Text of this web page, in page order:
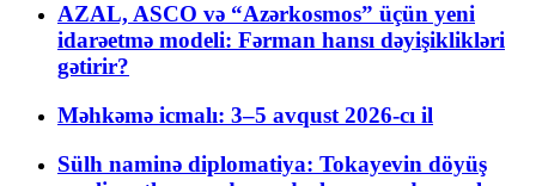
AZAL, ASCO və “Azərkosmos” üçün yeni
idarəetmə modeli: Fərman hansı dəyişiklikləri
gətirir?
Məhkəmə icmalı: 3–5 avqust 2026-cı il
Sülh naminə diplomatiya: Tokayevin döyüş